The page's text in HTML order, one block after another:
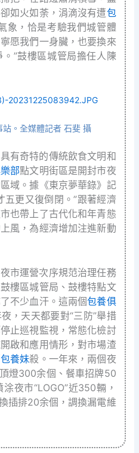
如火如荼，涓滴沒有遭包
象，恰是考驗我們城管體
愿我們一身臟，也要換來
”鼓樓區城管局擔任人陳
。全媒體記者 石斐 攝
有奇特的傳統飲食文明和
部點文明街區是開封市夜
域。據《東京夢華錄》記
五更又復倒閉。”跟著經濟
也帶上了古代化和年青態
風，為經濟增加注進新動
市運營次序規范治理任務
樓區城管局、鼓樓特點文
不少血汗。這兩個包養俱
，天天都要對“三防”舉措
止巡視監視，常態化檢討
啟和應用情形，對市場渣
包養妹殺。一年來，兩個夜
燈300余個、餐車招牌50
夜市“LOGO”近350輛，
插排20余個，調換漏電維